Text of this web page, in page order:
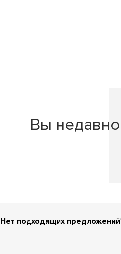
Вы
Нет подходящих